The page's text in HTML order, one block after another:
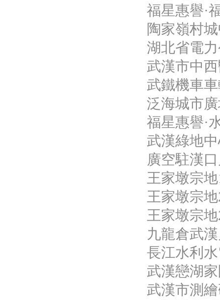
福星惠譽·
陶家嶺村
湖北省電
武漢市中
武鐵機車
泛海城市
福星惠譽·
武漢綠地
廣空駐漢
王家墩宗
王家墩宗
王家墩宗
九龍倉武
長江水利
武漢戀湖
武漢市測